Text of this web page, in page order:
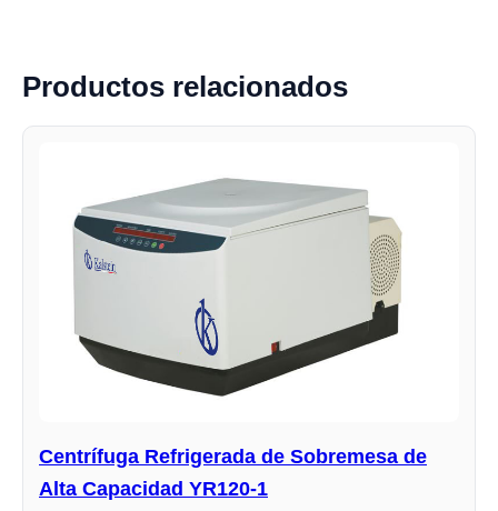
Productos relacionados
Centrífuga Refrigerada de Sobremesa de
Alta Capacidad YR120-1